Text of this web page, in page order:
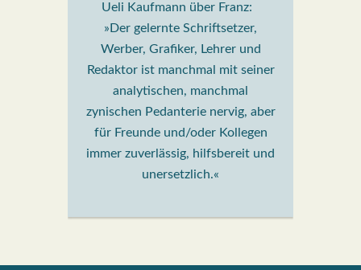
Ueli Kaufmann über Franz:
»Der gelernte Schriftsetzer,
Werber, Grafiker, Lehrer und
Redaktor ist manchmal mit seiner
analytischen, manchmal
zynischen Pedanterie nervig, aber
für Freunde und/oder Kollegen
immer zuverlässig, hilfsbereit und
unersetzlich.«